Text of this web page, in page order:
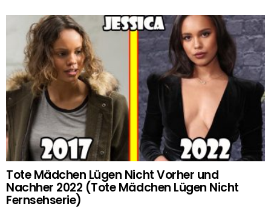
Tote Mädchen Lügen Nicht Vorher und
Nachher 2022 (Tote Mädchen Lügen Nicht
Fernsehserie)